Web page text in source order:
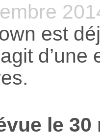
est
le 30